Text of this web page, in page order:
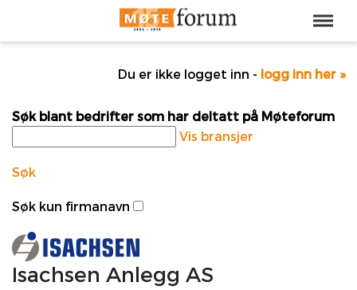
Du er ikke logget inn - logg inn her »
Søk blant bedrifter som har deltatt på Møteforum
Vis bransjer
Søk
Søk kun firmanavn
Isachsen Anlegg AS